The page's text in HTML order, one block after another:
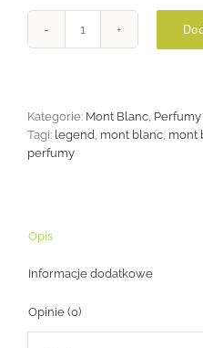
ilość
100
ml
Kategorie: Mont Blanc,
Tagi: legend, mont blanc, mont
perfumy
Opis
Informacje dodatkowe
Opinie (0)